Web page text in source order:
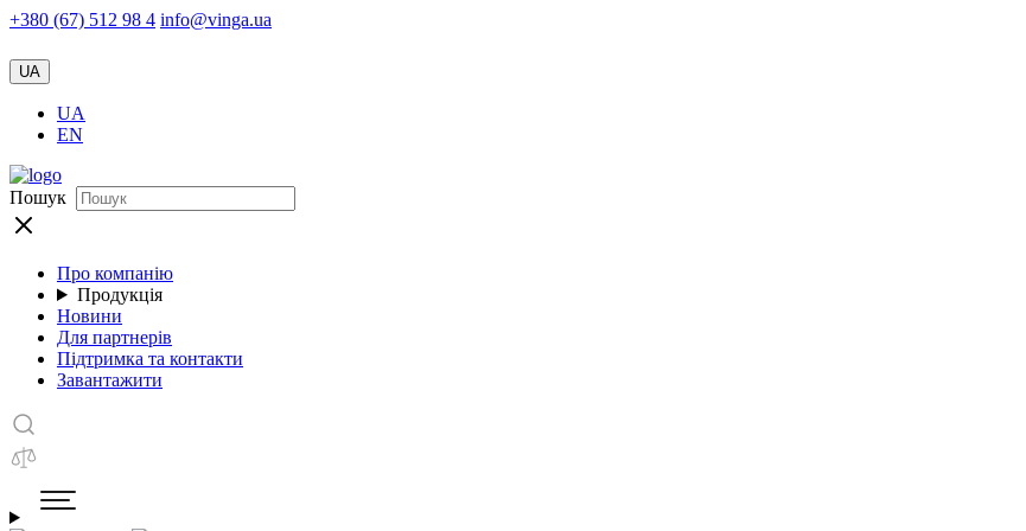
+380 (67) 512 98 4 info@vinga.ua
UA
UA
EN
Пошук
Про компанію
Продукція
Новини
Для партнерів
Підтримка та контакти
Завантажити